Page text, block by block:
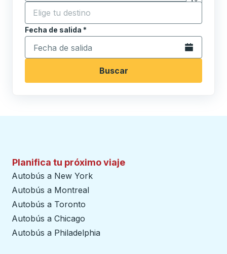
Haga clic
Comience a escribir la ciudad de destino para abrir
Fecha de salida *
Escriba la fecha en formato de fecha Barra diagonal
Abra el
Buscar
Planifica tu próximo viaje
Autobús a New York
Autobús a Montreal
Autobús a Toronto
Autobús a Chicago
Autobús a Philadelphia